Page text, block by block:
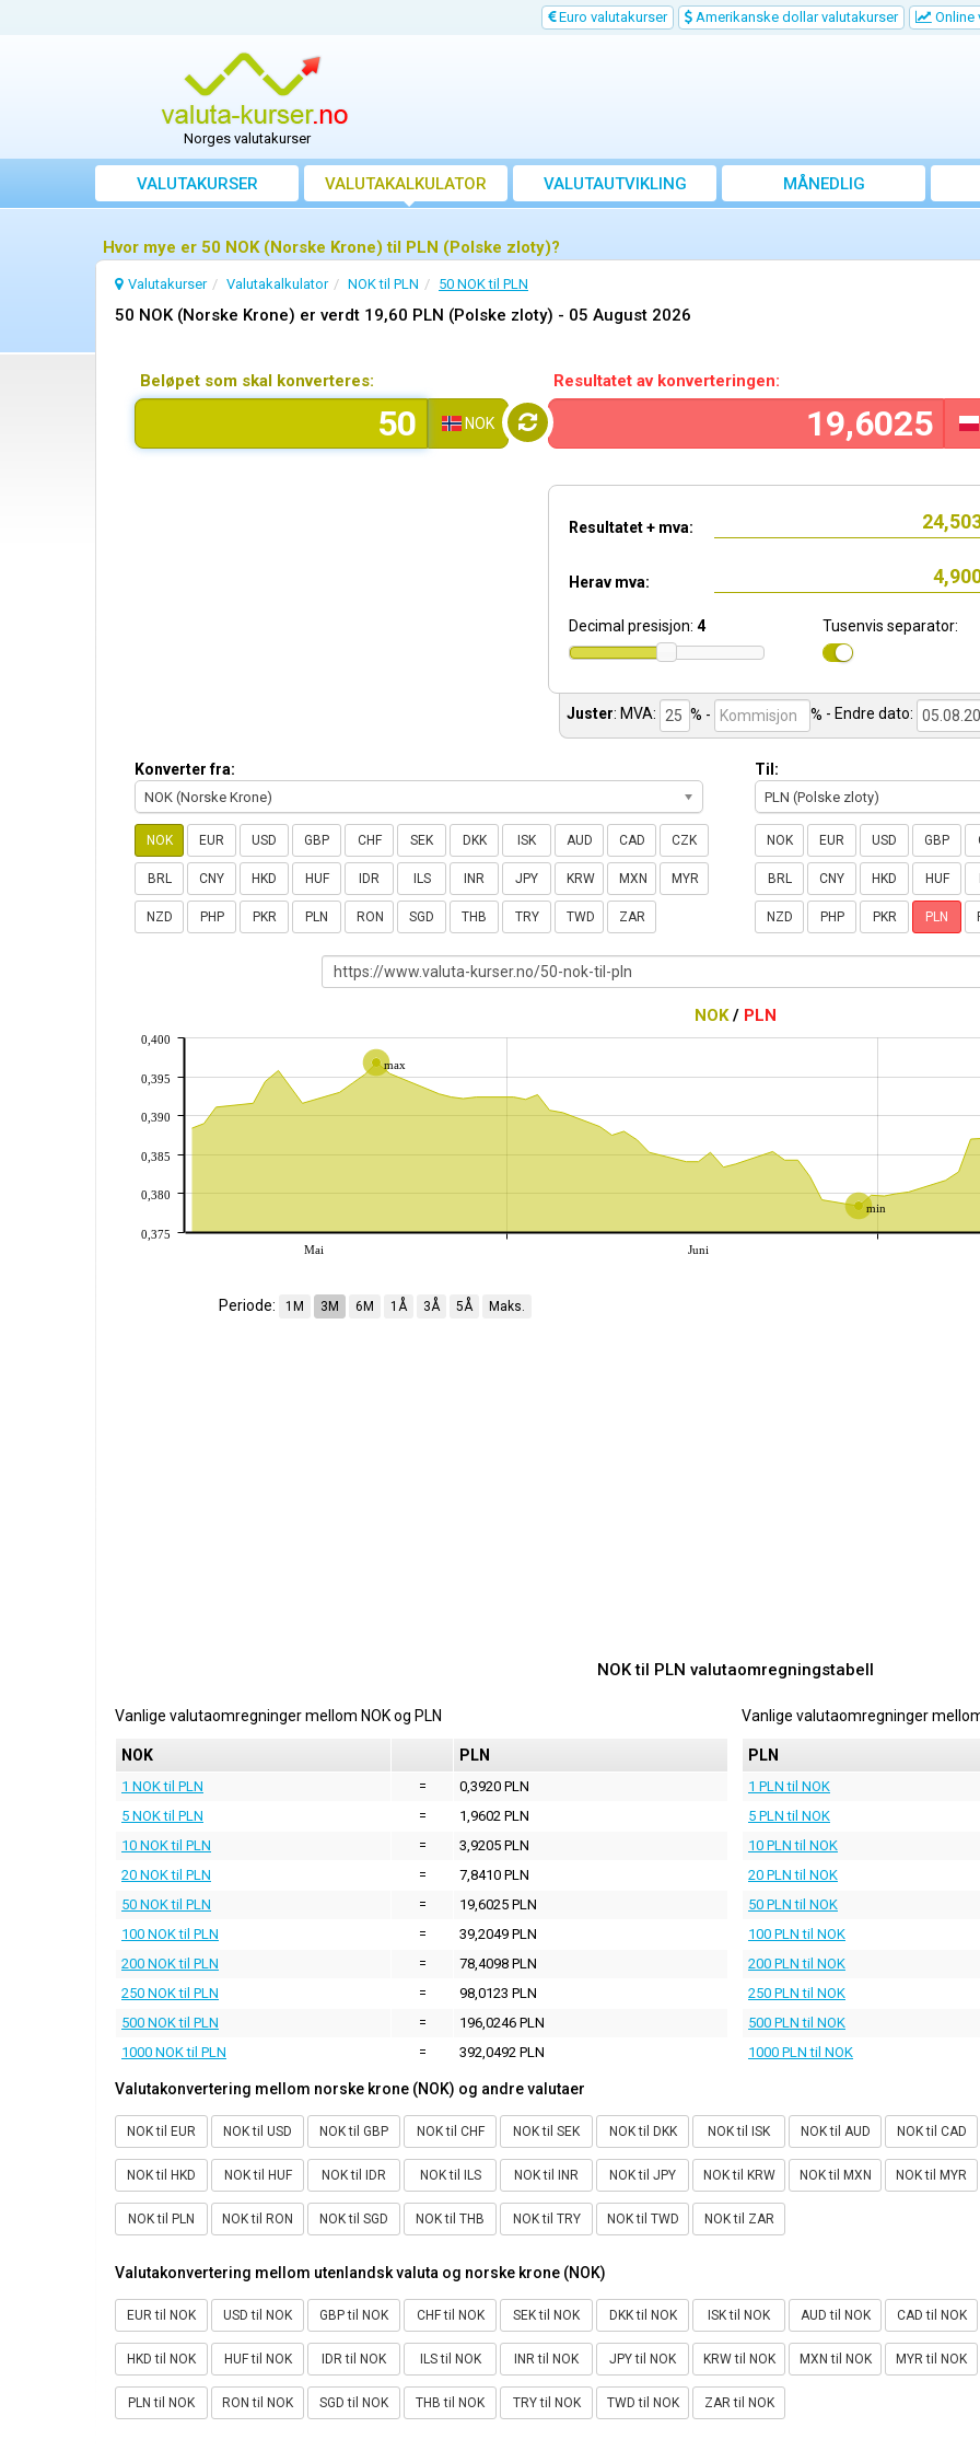
Euro valutakurser Amerikanske dollar valutakurser Online
Norges valutakurser
VALUTAKURSER VALUTAKALKULATOR VALUTAUTVIKLING
MÅNEDLIG
GJENNOMSNITTSKURS
Hvor mye er 50 NOK (Norske Krone) til PLN (Polske zloty)?
Valutakurser Valutakalkulator NOK til PLN 50 NOK til PLN
50 NOK (Norske Krone) er verdt 19,60 PLN (Polske zloty) - 05 August 2026
Beløpet som skal konverteres:
NOK
Resultatet av konverteringen:
Resultatet + mva:
Herav mva:
Decimal presisjon: 4 Tusenvis separator:
Juster: MVA: % - % - Endre dato:
Konverter fra:
NOK (Norske Krone)
NOK EUR USD GBP CHF SEK DKK ISK AUD CAD CZK
BRL CNY HKD HUF IDR ILS INR JPY KRW MXN MYR
NZD PHP PKR PLN RON SGD THB TRY TWD ZAR
Til:
PLN (Polske zloty)
NOK EUR USD GBP
BRL CNY HKD HUF
NZD PHP PKR PLN
NOK/ PLN
max
min
Mai Juni
0,375
0,380
0,385
0,390
0,395
0,400
Periode: 1M 3M 6M 1Å 3Å 5Å Maks.
NOK til PLN valutaomregningstabell
Vanlige valutaomregninger mellom NOKog PLN
NOK PLN
1 NOK til PLN =
0,3920 PLN
5 NOK til PLN
=
1,9602 PLN
10 NOK til PLN
=
3,9205 PLN
20 NOK til PLN
=
7,8410 PLN
50 NOK til PLN
=
19,6025 PLN
100 NOK til PLN
=
39,2049 PLN
200 NOK til PLN
=
78,4098 PLN
250 NOK til PLN
=
98,0123 PLN
500 NOK til PLN
=
196,0246 PLN
1000 NOK til PLN
= 392,0492 PLN
Vanlige valutaomregninger
PLN
1 PLN til NOK
5 PLN til NOK
10 PLN til NOK
20 PLN til NOK
50 PLN til NOK
100 PLN til NOK
200 PLN til NOK
250 PLN til NOK
500 PLN til NOK
1000 PLN til NOK
Valutakonvertering mellom norske krone (NOK) og andre valutaer
NOK til EUR NOK til USD NOK til GBP NOK til CHF NOK til SEK NOK til DKK NOK til ISK NOK til AUD NOK til CAD
NOK til HKD NOK til HUF NOK til IDR NOK til ILS NOK til INR NOK til JPY NOK til KRW NOK til MXN NOK til MYR
NOK til PLN NOK til RON NOK til SGD NOK til THB NOK til TRY NOK til TWD NOK til ZAR
Valutakonvertering mellom utenlandsk valuta og norske krone (NOK)
EUR til NOK USD til NOK GBP til NOK CHF til NOK SEK til NOK DKK til NOK ISK til NOK AUD til NOK CAD til NOK
HKD til NOK HUF til NOK IDR til NOK ILS til NOK INR til NOK JPY til NOK KRW til NOK MXN til NOK MYR til NOK
PLN til NOK RON til NOK SGD til NOK THB til NOK TRY til NOK TWD til NOK ZAR til NOK